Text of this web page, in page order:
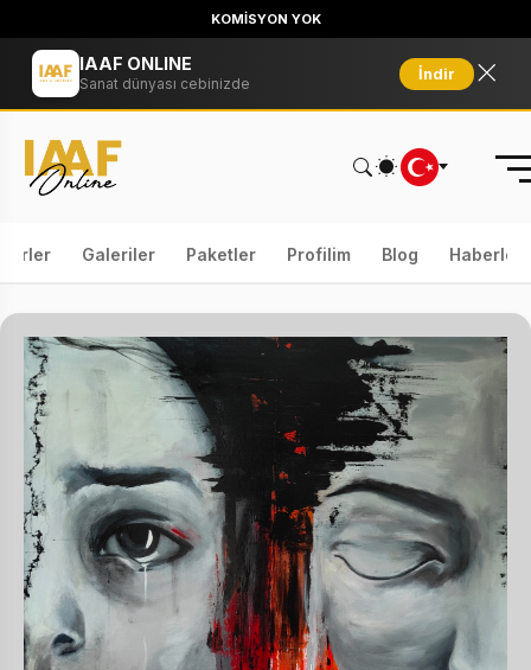
KOMİSYON YOK
IAAF ONLINE
Sanat dünyası cebinizde
İndir
Galeriler Paketler Profilim Blog Haberler